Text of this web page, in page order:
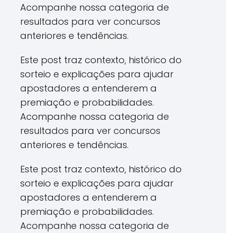
Acompanhe nossa categoria de
resultados para ver concursos
anteriores e tendências.
Este post traz contexto, histórico do
sorteio e explicações para ajudar
apostadores a entenderem a
premiação e probabilidades.
Acompanhe nossa categoria de
resultados para ver concursos
anteriores e tendências.
Este post traz contexto, histórico do
sorteio e explicações para ajudar
apostadores a entenderem a
premiação e probabilidades.
Acompanhe nossa categoria de